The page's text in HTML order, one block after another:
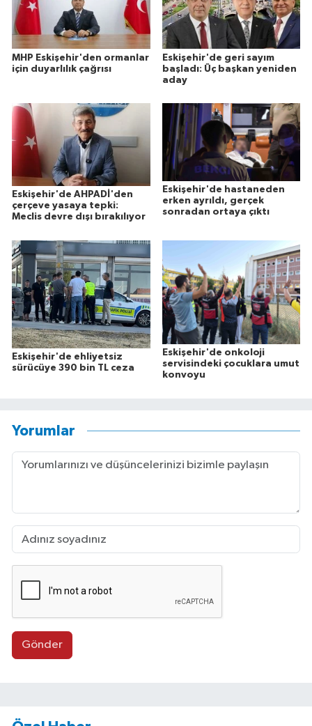
MHP Eskişehir'den ormanlar
için duyarlılık çağrısı
Eskişehir'de geri sayım
başladı: Üç başkan yeniden
aday
Eskişehir'de AHPADİ'den
çerçeve yasaya tepki:
Meclis devre dışı bırakılıyor
Eskişehir'de hastaneden
erken ayrıldı, gerçek
sonradan ortaya çıktı
Eskişehir'de ehliyetsiz
sürücüye 390 bin TL ceza
Eskişehir'de onkoloji
servisindeki çocuklara umut
konvoyu
Yorumlar
Gönder